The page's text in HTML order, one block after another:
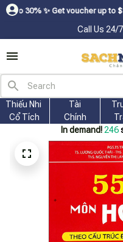
✨ㅤ Get voucher up to $195ㅤ ✨ㅤ
Call Us 24/
Thiếu Nhi
Cổ Tích
Tài
Chính
In demand! 246